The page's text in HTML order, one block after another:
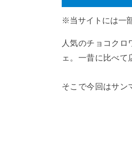
※当サイトには一
人気のチョコク
ェ。一昔に比べて
そこで今回はサン